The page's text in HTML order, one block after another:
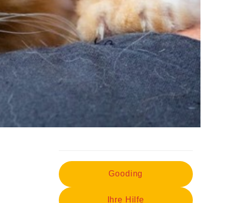
Gooding
Ihre Hilfe